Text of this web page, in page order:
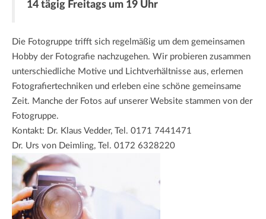
14 tägig Freitags um 19 Uhr
Die Fotogruppe trifft sich regelmäßig um dem gemeinsamen
Hobby der Fotografie nachzugehen. Wir probieren zusammen
unterschiedliche Motive und Lichtverhältnisse aus, erlernen
Fotografiertechniken und erleben eine schöne gemeinsame
Zeit. Manche der Fotos auf unserer Website stammen von der
Fotogruppe.
Kontakt: Dr. Klaus Vedder, Tel. 0171 7441471
Dr. Urs von Deimling, Tel. 0172 6328220